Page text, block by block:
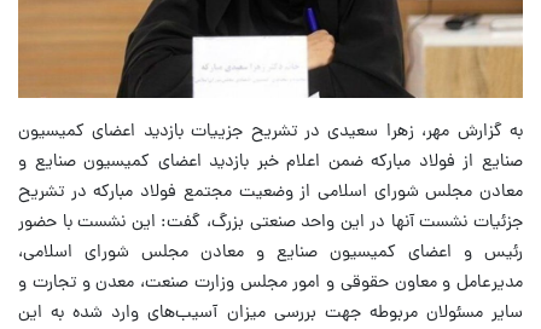
به گزارش مهر، زهرا سعیدی در تشریح جزییات بازدید اعضای کمیسیون
صنایع از فولاد مبارکه ضمن اعلام خبر بازدید اعضای کمیسیون صنایع و
معادن مجلس شورای اسلامی از وضعیت مجتمع فولاد مبارکه در تشریح
جزئیات نشست آنها در این واحد صنعتی بزرگ، گفت: این نشست با حضور
رئیس و اعضای کمیسیون صنایع و معادن مجلس شورای اسلامی،
مدیرعامل و معاون حقوقی و امور مجلس وزارت صنعت، معدن و تجارت و
سایر مسئولان مربوطه جهت بررسی میزان آسیب‌های وارد شده به این